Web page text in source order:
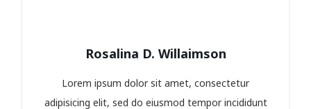
Rosalina D. Willaimson
Lorem ipsum dolor sit amet, consectetur
adipisicing elit, sed do eiusmod tempor incididunt